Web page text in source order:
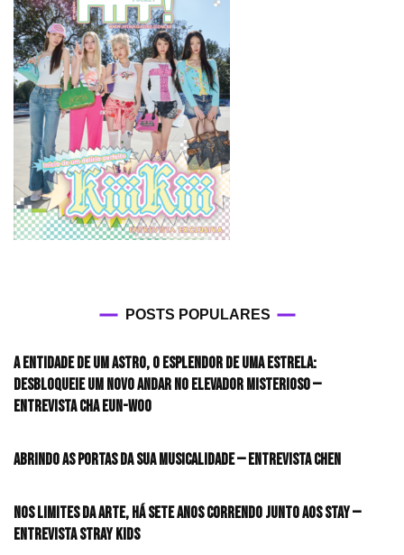
POSTS POPULARES
A entidade de um astro, o esplendor de uma estrela:
desbloqueie um novo andar no elevador misterioso —
Entrevista CHA EUN-WOO
Abrindo as portas da sua musicalidade — Entrevista CHEN
Nos limites da arte, há sete anos correndo junto aos STAY —
Entrevista Stray Kids